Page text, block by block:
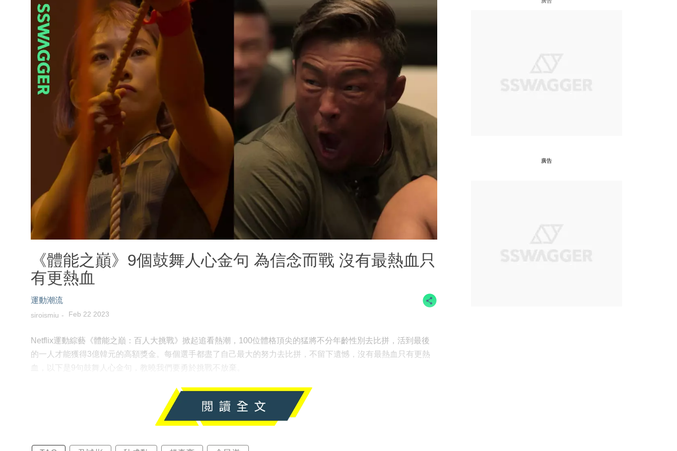
《體能之巔》9個鼓舞人心金句 為信念而戰 沒有最熱血只
有更熱血
運動潮流
siroismiu Feb 22 2023
Netflix運動綜藝《體能之巔：百人大挑戰》掀起追看熱潮，100位體格頂尖的猛將不分年齡性別去比拼，活到最後
的一人才能獲得3億韓元的高額獎金。每個選手都盡了自己最大的努力去比拼，不留下遺憾，沒有最熱血只有更熱
血，以下是9句鼓舞人心金句，教曉我們要勇於挑戰不放棄。
廣告